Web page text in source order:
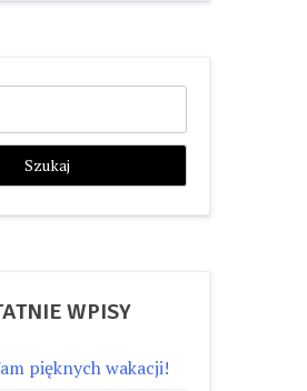
WPISY
pięknych wakacji!